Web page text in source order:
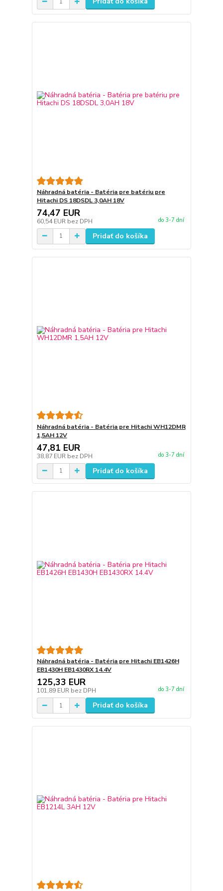
Náhradná batéria - Batéria pre batériu pre
Hitachi DS 18DSDL 3,0AH 18V
74,47 EUR
60,54 EUR bez DPH do 3-7 dní
Pridať do košíka
Náhradná batéria - Batéria pre Hitachi WH12DMR
1,5AH 12V
47,81 EUR
38,87 EUR bez DPH do 3-7 dní
Pridať do košíka
Náhradná batéria - Batéria pre Hitachi EB1426H
EB1430H EB1430RX 14.4V
125,33 EUR
101,89 EUR bez DPH do 3-7 dní
Pridať do košíka